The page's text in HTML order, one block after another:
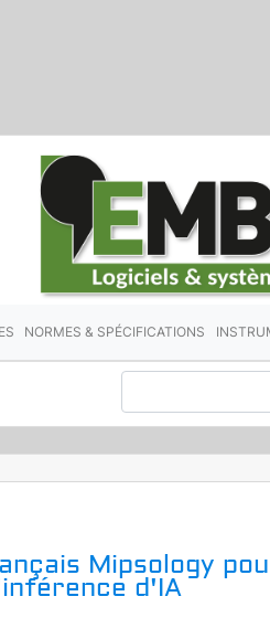
NORMES & SPÉCIFICATIONS
Mipsology
d'IA